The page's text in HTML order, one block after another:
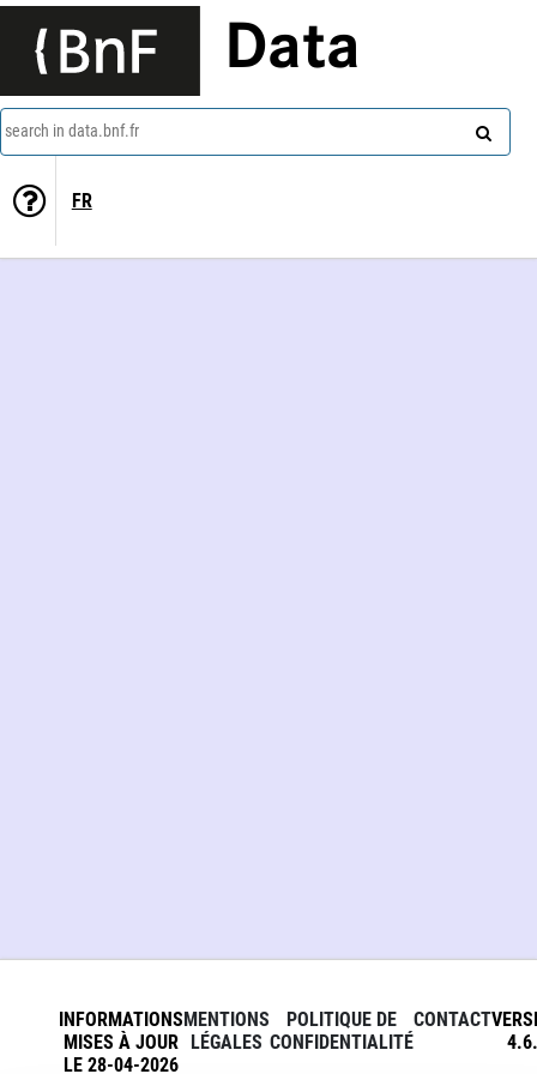
Data
search in data.bnf.fr
FR
INFORMATIONS
MISES À JOUR
LE 28-04-2026
MENTIONS
LÉGALES
POLITIQUE DE
CONFIDENTIALITÉ
CONTACT